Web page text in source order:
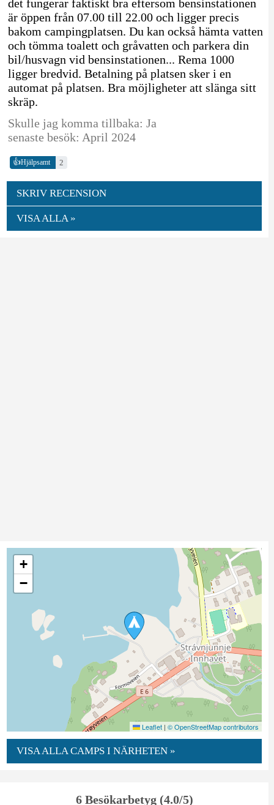
det fungerar faktiskt bra eftersom bensinstationen
är öppen från 07.00 till 22.00 och ligger precis
bakom campingplatsen. Du kan också hämta vatten
och tömma toalett och gråvatten och parkera din
bil/husvagn vid bensinstationen... Rema 1000
ligger bredvid. Betalning på platsen sker i en
automat på platsen. Bra möjligheter att slänga sitt
skräp.
Skulle jag komma tillbaka: Ja
senaste besök: April 2024
👍Hjälpsamt 2
SKRIV RECENSION
VISA ALLA »
+
−
Leaflet | © OpenStreetMap contributors
VISA ALLA CAMPS I NÄRHETEN »
6 Besökarbetyg (4.0/5)